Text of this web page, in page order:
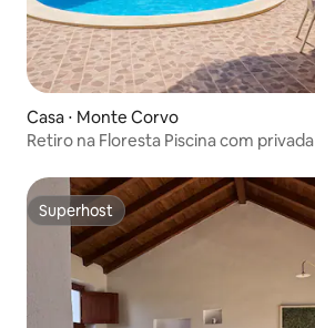
Casa ⋅ Monte Corvo
Retiro na Floresta Piscina com privada
Superhost
Superhost